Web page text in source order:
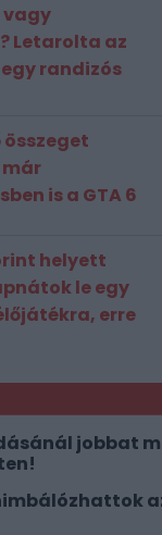
vagy
Letarolta az
randizós
összeget
is a GTA 6
helyett
le egy
erre
jobbat